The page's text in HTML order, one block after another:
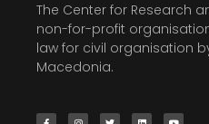
The Center for Research
non-for-profit
law for civil organisation
Macedonia.